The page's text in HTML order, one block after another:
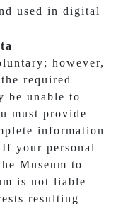
used in digital
however,
required
be unable to
must provide
information
your personal
Museum to
is not liable
resulting